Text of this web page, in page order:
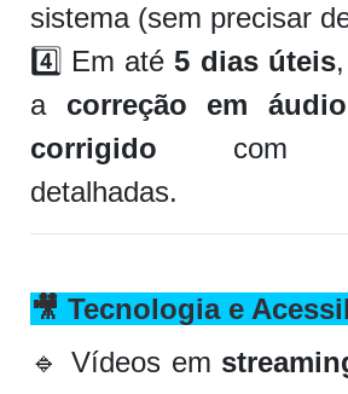
sistema (sem precisar
4️⃣ Em até5 dias úteis
a correção em
corrigido com
detalhadas.
🎥 Tecnologia e
🔹 Vídeos em